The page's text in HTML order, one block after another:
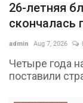
26-летняя
скончалась
admin Aug 7, 2026
Четыре года
поставили